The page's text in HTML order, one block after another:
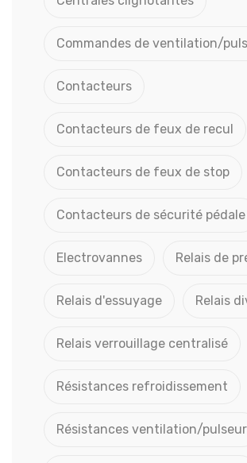
Commandes de ventilation/
Contacteurs
Contacteurs de feux de recul
Contacteurs de feux de stop
Contacteurs de sécurité pédale
Electrovannes Relais de
Relais d'essuyage Relais
Relais verrouillage centralisé
Résistances refroidissement
Résistances ventilation/pulseur